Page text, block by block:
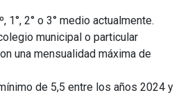
1°, 2° o 3° medio actualmente.
municipal o particular
una mensualidad máxima de
de 5,5 entre los años 2024 y